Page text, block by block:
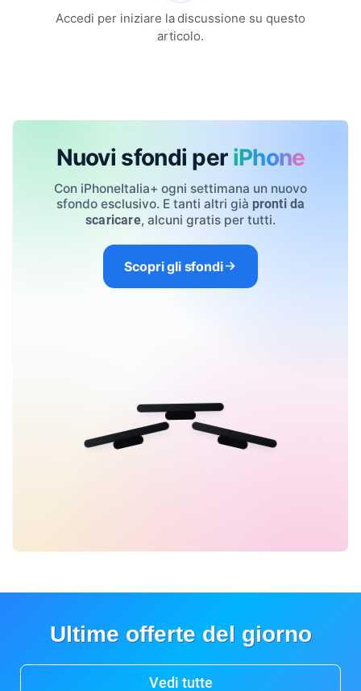
Accedi per iniziare la discussione su questo
articolo.
Nuovi sfondi per iPhone
Con iPhoneItalia+ ogni settimana un nuovo
sfondo esclusivo. E tanti altri già pronti da
scaricare, alcuni gratis per tutti.
Scopri gli sfondi
Ultime offerte del giorno
Vedi tutte